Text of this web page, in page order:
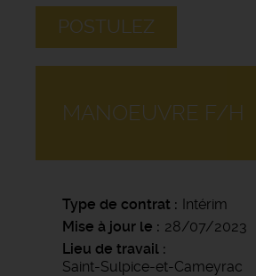
POSTULEZ
MANOEUVRE F/H
Type de contrat
Intérim
Mise à jour le
28/07/2023
Lieu de travail
Saint-Sulpice-et-Cameyrac